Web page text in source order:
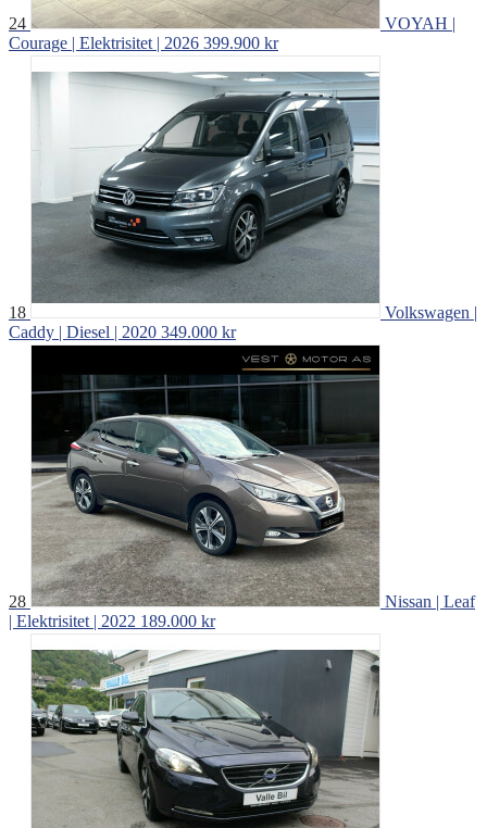
24
VOYAH |
Courage | Elektrisitet | 2026 399.900 kr
18
Volkswagen |
Caddy | Diesel | 2020 349.000 kr
28
Nissan | Leaf
| Elektrisitet | 2022 189.000 kr